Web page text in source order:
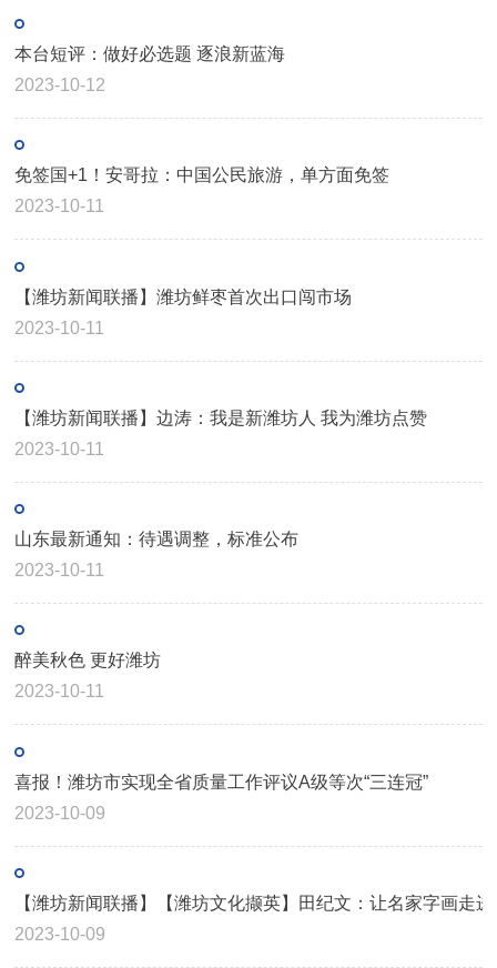
本台短评：做好必选题 逐浪新蓝海
2023-10-12
免签国+1！安哥拉：中国公民旅游，单方面免签
2023-10-11
【潍坊新闻联播】潍坊鲜枣首次出口闯市场
2023-10-11
【潍坊新闻联播】边涛：我是新潍坊人 我为潍坊点赞
2023-10-11
山东最新通知：待遇调整，标准公布
2023-10-11
醉美秋色 更好潍坊
2023-10-11
喜报！潍坊市实现全省质量工作评议A级等次“三连冠”
2023-10-09
【潍坊新闻联播】【潍坊文化撷英】田纪文：让名家字画走
2023-10-09